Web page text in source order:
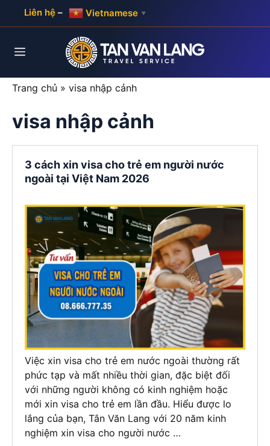
Liên hệ – Vietnamese ▼
Menu
Trang chủ » visa nhập cảnh
visa nhập cảnh
3 cách xin visa cho trẻ em người nước
ngoài tại Việt Nam 2026
Việc xin visa cho trẻ em nước ngoài thường rất
phức tạp và mất nhiều thời gian, đặc biệt đối
với những người không có kinh nghiệm hoặc
mới xin visa cho trẻ em lần đầu. Hiểu được lo
lắng của bạn, Tân Văn Lang với 20 năm kinh
nghiệm xin visa cho người nước …